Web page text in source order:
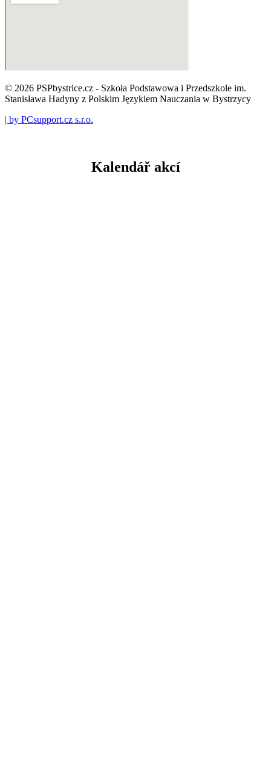
© 2026 PSPbystrice.cz - Szkoła Podstawowa i Przedszkole im.
Stanisława Hadyny z Polskim Językiem Nauczania w Bystrzycy
| by PCsupport.cz s.r.o.
Kalendář akcí